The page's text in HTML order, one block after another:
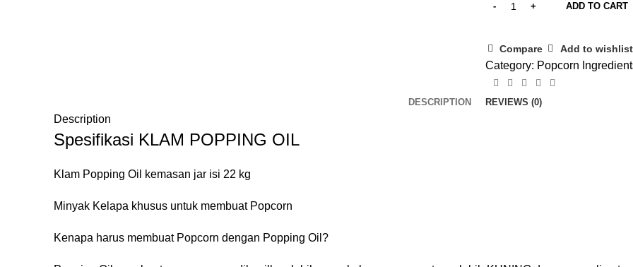
ADD TO CART
Compare Add to wishlist
Category: Popcorn
DESCRIPTION REVIEWS (0)
Description
Spesifikasi KLAM POPPING OIL
Klam Popping Oil kemasan jar isi 22 kg
Minyak Kelapa khusus untuk membuat Popcorn
Kenapa harus membuat Popcorn dengan Popping Oil?